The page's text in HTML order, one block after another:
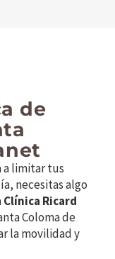
de
a limitar tus
necesitas algo
Clínica Ricard
Coloma de
la movilidad y